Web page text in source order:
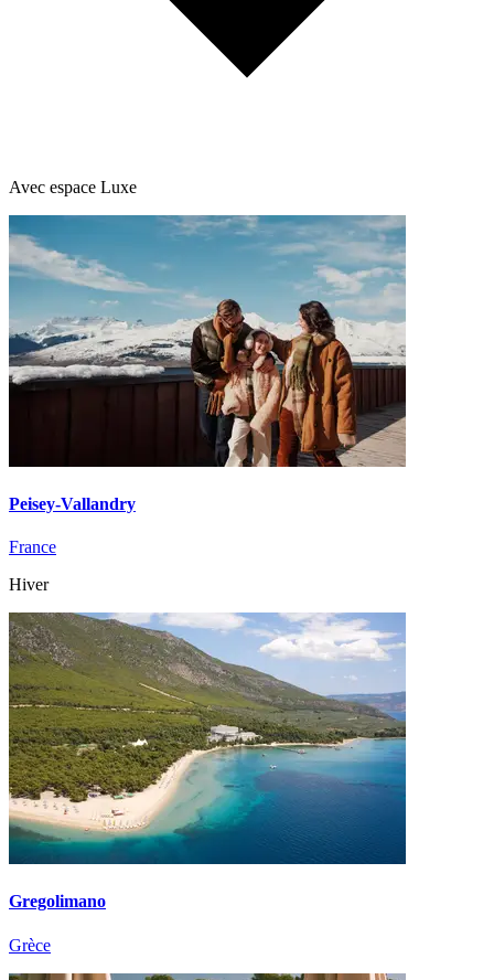
Avec espace Luxe
Peisey-Vallandry
France
Hiver
Gregolimano
Grèce